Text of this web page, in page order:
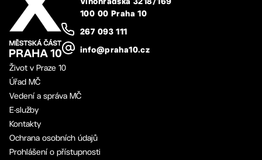
Vinohradská 3218/169
100 00 Praha 10
267 093 111
info@praha10.cz
Život v Praze 10
Úřad MČ
Vedení a správa MČ
E-služby
Kontakty
Ochrana osobních údajů
Prohlášení o přístupnosti